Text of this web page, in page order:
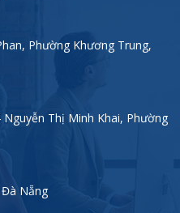
Phường Khương Trung,
Thị Minh Khai, Phường
Đà Nẵng